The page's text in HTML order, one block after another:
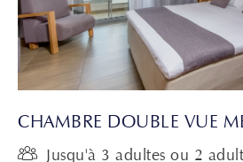
CHAMBRE DOUBLE VUE
Jusqu'à 3 adultes ou 2